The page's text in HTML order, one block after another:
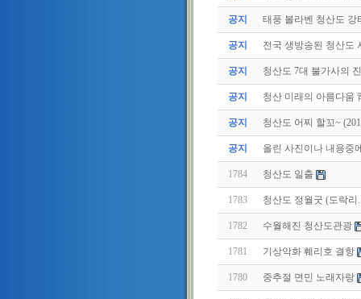
공지 태풍 볼라벤 청산도 강
공지 전국 생방송된 청산도
공지 청산도 7대 불가사의
공지 청산 미래의 아름다움
공지 청산도 어찌 할꼬~
공지 올린 사진이나 내용중
1784 청산도 일출
1783 청산도 정월굿 (도락리
1782 수월해진 청산도관광
1781 기상악화 훼리호 결항
1780 중추절 면민 노래자랑